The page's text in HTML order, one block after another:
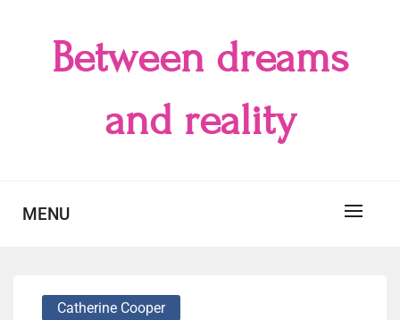
Between dreams
and reality
MENU
Catherine Cooper